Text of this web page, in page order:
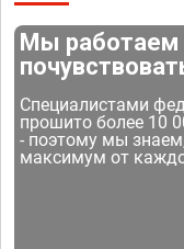
Мы работаем
Специалистами
прошито более 10
- поэтому мы
максимум от